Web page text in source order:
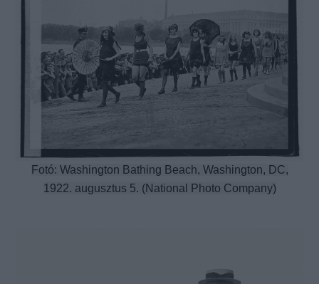
Fotó: Washington Bathing Beach, Washington, DC,
1922. augusztus 5. (National Photo Company)